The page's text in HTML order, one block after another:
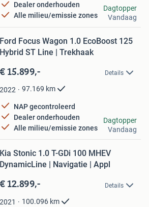
Dealer onderhouden
Alle milieu/emissie zones
Dagtopper
Vandaag
Ford Focus Wagon 1.0 EcoBoost 125
Hybrid ST Line | Trekhaak
€ 15.899,- Details
2022 97.169 km
NAP gecontroleerd
Dealer onderhouden
Alle milieu/emissie zones
Dagtopper
Vandaag
Kia Stonic 1.0 T-GDi 100 MHEV
DynamicLine | Navigatie | Appl
€ 12.899,- Details
2021 100.096 km